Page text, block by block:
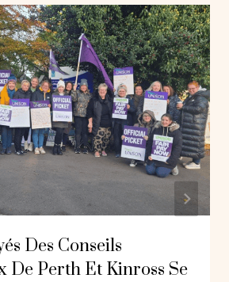
Des Conseils
De Perth Et Kinross Se